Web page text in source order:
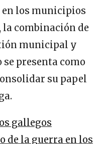
los municipios
combinación de
municipal y
presenta como
su papel
gallegos
de la guerra en los